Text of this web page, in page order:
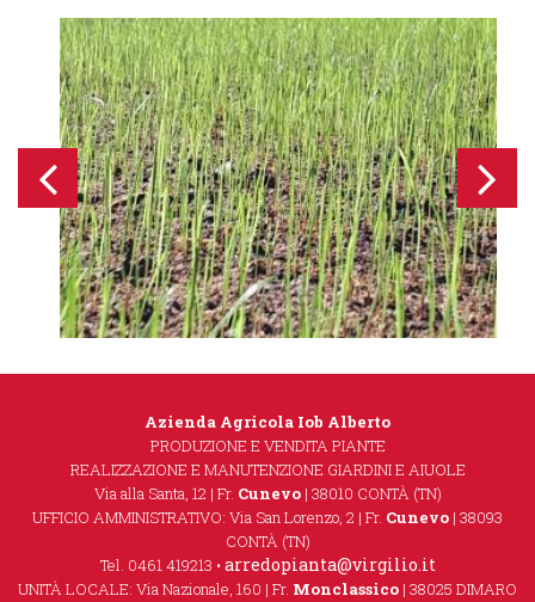
Azienda Agricola Iob Alberto
PRODUZIONE E VENDITA PIANTE
REALIZZAZIONE E MANUTENZIONE GIARDINI E AIUOLE
Via alla Santa, 12 | Fr. Cunevo| 38010 CONTÀ (TN)
UFFICIO AMMINISTRATIVO: Via San Lorenzo, 2 | Fr. Cunevo | 38093
CONTÀ (TN)
Tel. 0461 419213 •arredopianta@virgilio.it
UNITÀ LOCALE: Via Nazionale, 160 | Fr. Monclassico | 38025 DIMARO